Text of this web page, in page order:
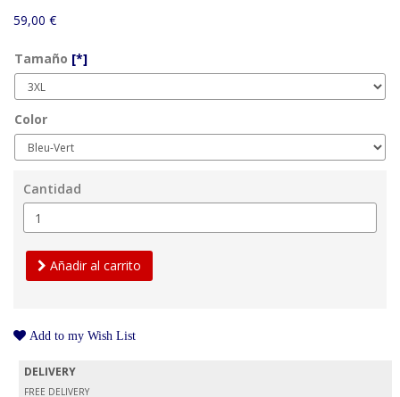
59,00 €
Tamaño [*]
Color
Cantidad
Añadir al carrito
Add to my Wish List
DELIVERY
FREE DELIVERY